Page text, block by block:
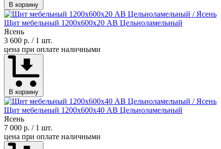
В корзину
Щит мебельный 1200х600х20 АВ Цельноламельный
Ясень
3 600 р. / 1 шт.
цена при оплате наличными
В корзину
Щит мебельный 1200х600х40 АВ Цельноламельный
Ясень
7 000 р. / 1 шт.
цена при оплате наличными